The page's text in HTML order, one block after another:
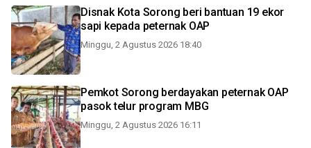
Disnak Kota Sorong beri bantuan 19 ekor
sapi kepada peternak OAP
Minggu, 2 Agustus 2026 18:40
Pemkot Sorong berdayakan peternak OAP
pasok telur program MBG
Minggu, 2 Agustus 2026 16:11